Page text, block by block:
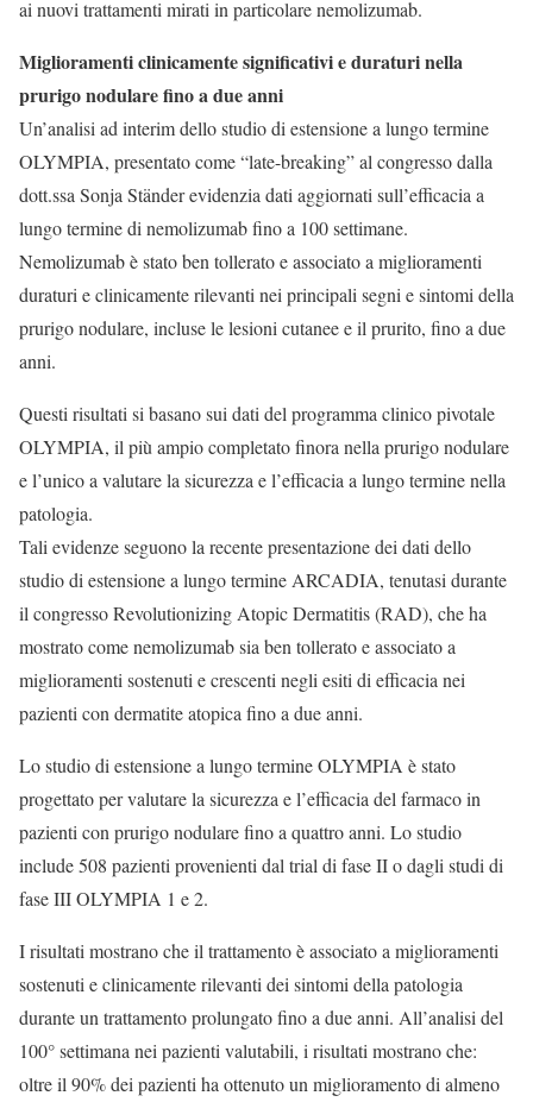
ai nuovi trattamenti mirati in particolare nemolizumab.
Miglioramenti clinicamente significativi e duraturi nella
prurigo nodulare fino a due anni
Un’analisi ad interim dello studio di estensione a lungo termine
OLYMPIA, presentato come “late-breaking” al congresso dalla
dott.ssa Sonja Ständer evidenzia dati aggiornati sull’efficacia a
lungo termine di nemolizumab fino a 100 settimane.
Nemolizumab è stato ben tollerato e associato a miglioramenti
duraturi e clinicamente rilevanti nei principali segni e sintomi della
prurigo nodulare, incluse le lesioni cutanee e il prurito, fino a due
anni.
Questi risultati si basano sui dati del programma clinico pivotale
OLYMPIA, il più ampio completato finora nella prurigo nodulare
e l’unico a valutare la sicurezza e l’efficacia a lungo termine nella
patologia.
Tali evidenze seguono la recente presentazione dei dati dello
studio di estensione a lungo termine ARCADIA, tenutasi durante
il congresso Revolutionizing Atopic Dermatitis (RAD), che ha
mostrato come nemolizumab sia ben tollerato e associato a
miglioramenti sostenuti e crescenti negli esiti di efficacia nei
pazienti con dermatite atopica fino a due anni.
Lo studio di estensione a lungo termine OLYMPIA è stato
progettato per valutare la sicurezza e l’efficacia del farmaco in
pazienti con prurigo nodulare fino a quattro anni. Lo studio
include 508 pazienti provenienti dal trial di fase II o dagli studi di
fase III OLYMPIA 1 e 2.
I risultati mostrano che il trattamento è associato a miglioramenti
sostenuti e clinicamente rilevanti dei sintomi della patologia
durante un trattamento prolungato fino a due anni. All’analisi del
100° settimana nei pazienti valutabili, i risultati mostrano che:
oltre il 90% dei pazienti ha ottenuto un miglioramento di almeno